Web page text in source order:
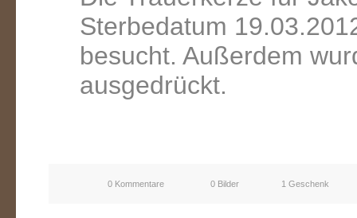
Sterbedatum
besucht. Außerdem
ausgedrückt.
0 Kommentare 0 Bilder 1 Geschenk